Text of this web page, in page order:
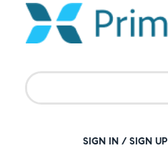
SIGN IN / SIGN UP